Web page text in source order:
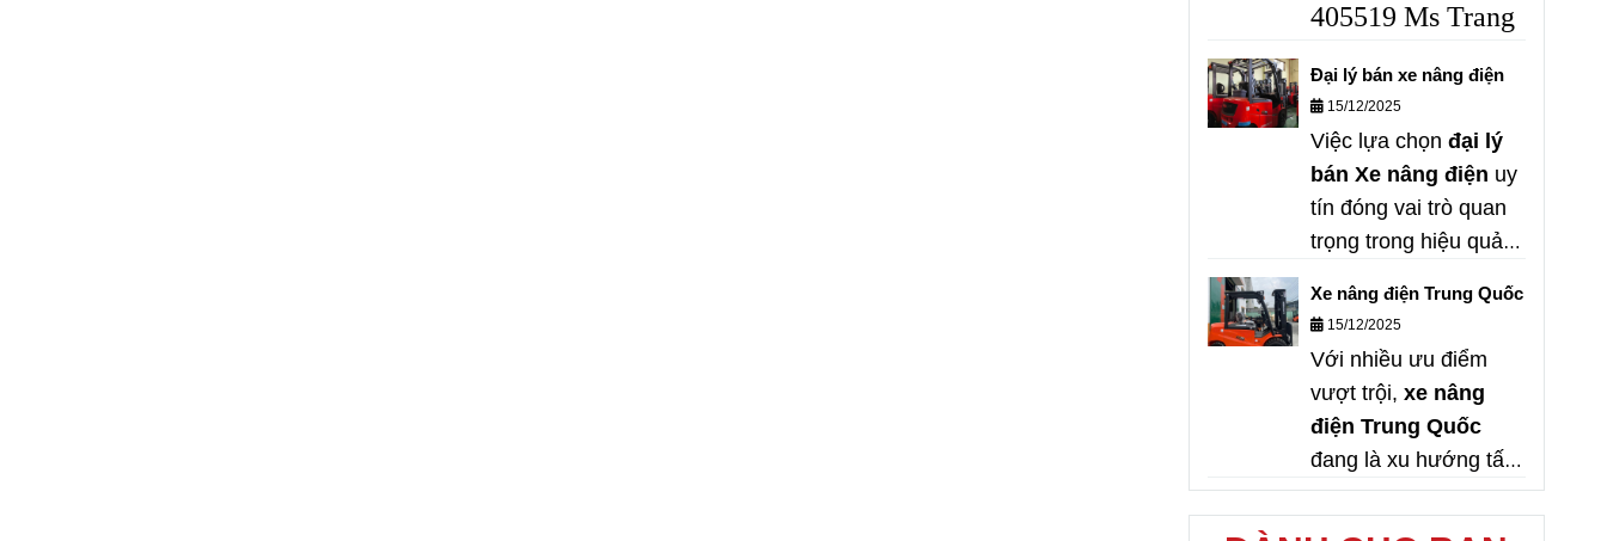
405519 Ms Trang
Đại lý bán xe nâng điện
15/12/2025
Việc lựa chọnđại lý
bán Xe nâng điện uy
tín đóng vai trò quan
trọng trong hiệu quả
của doanh nghiệp.
nâng điện Noblelift
xe nâng điện Pin
Lithium
và các dòng
xe nâng điện Trung
Xe nâng điện Trung Quốc
15/12/2025
Với nhiều ưu điểm
vượt trội,xe nâng
điện Trung Quốc
đang là xu hướng tất
yếu trong ngành